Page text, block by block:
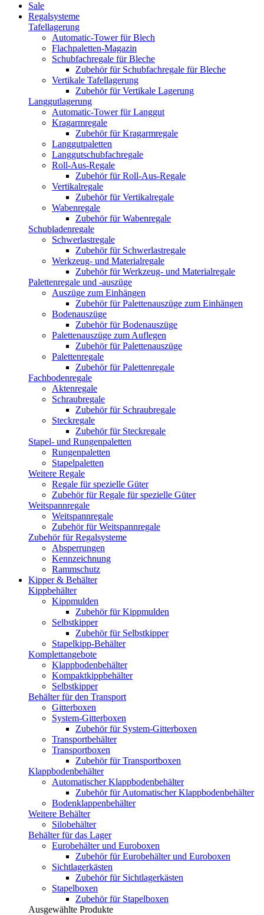
Sale
Regalsysteme
Tafellagerung
Automatic-Tower für Blech
Flachpaletten-Magazin
Schubfachregale für Bleche
Zubehör für Schubfachregale für Bleche
Vertikale Tafellagerung
Zubehör für Vertikale Lagerung
Langgutlagerung
Automatic-Tower für Langgut
Kragarmregale
Zubehör für Kragarmregale
Langgutpaletten
Langgutschubfachregale
Roll-Aus-Regale
Zubehör für Roll-Aus-Regale
Vertikalregale
Zubehör für Vertikalregale
Wabenregale
Zubehör für Wabenregale
Schubladenregale
Schwerlastregale
Zubehör für Schwerlastregale
Werkzeug- und Materialregale
Zubehör für Werkzeug- und Materialregale
Palettenregale und -auszüge
Auszüge zum Einhängen
Zubehör für Palettenauszüge zum Einhängen
Bodenauszüge
Zubehör für Bodenauszüge
Palettenauszüge zum Auflegen
Zubehör für Palettenauszüge
Palettenregale
Zubehör für Palettenregale
Fachbodenregale
Aktenregale
Schraubregale
Zubehör für Schraubregale
Steckregale
Zubehör für Steckregale
Stapel- und Rungenpaletten
Rungenpaletten
Stapelpaletten
Weitere Regale
Regale für spezielle Güter
Zubehör für Regale für spezielle Güter
Weitspannregale
Weitspannregale
Zubehör für Weitspannregale
Zubehör für Regalsysteme
Absperrungen
Kennzeichnung
Rammschutz
Kipper & Behälter
Kippbehälter
Kippmulden
Zubehör für Kippmulden
Selbstkipper
Zubehör für Selbstkipper
Stapelkipp-Behälter
Komplettangebote
Klappbodenbehälter
Kompaktkippbehälter
Selbstkipper
Behälter für den Transport
Gitterboxen
System-Gitterboxen
Zubehör für System-Gitterboxen
Transportbehälter
Transportboxen
Zubehör für Transportboxen
Klappbodenbehälter
Automatischer Klappbodenbehälter
Zubehör für Automatischer Klappbodenbehälter
Bodenklappenbehälter
Weitere Behälter
Silobehälter
Behälter für das Lager
Eurobehälter und Euroboxen
Zubehör für Eurobehälter und Euroboxen
Sichtlagerkästen
Zubehör für Sichtlagerkästen
Stapelboxen
Zubehör für Stapelboxen
Ausgewählte Produkte